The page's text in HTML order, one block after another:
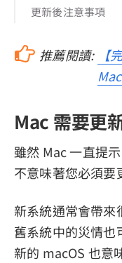
更新後注意事項
推薦閱讀:
【
Mac 需要更
雖然 Mac 一直提
不意味著您必須要
新系統通常會帶來
舊系統中的災情也
新的 macOS 也意